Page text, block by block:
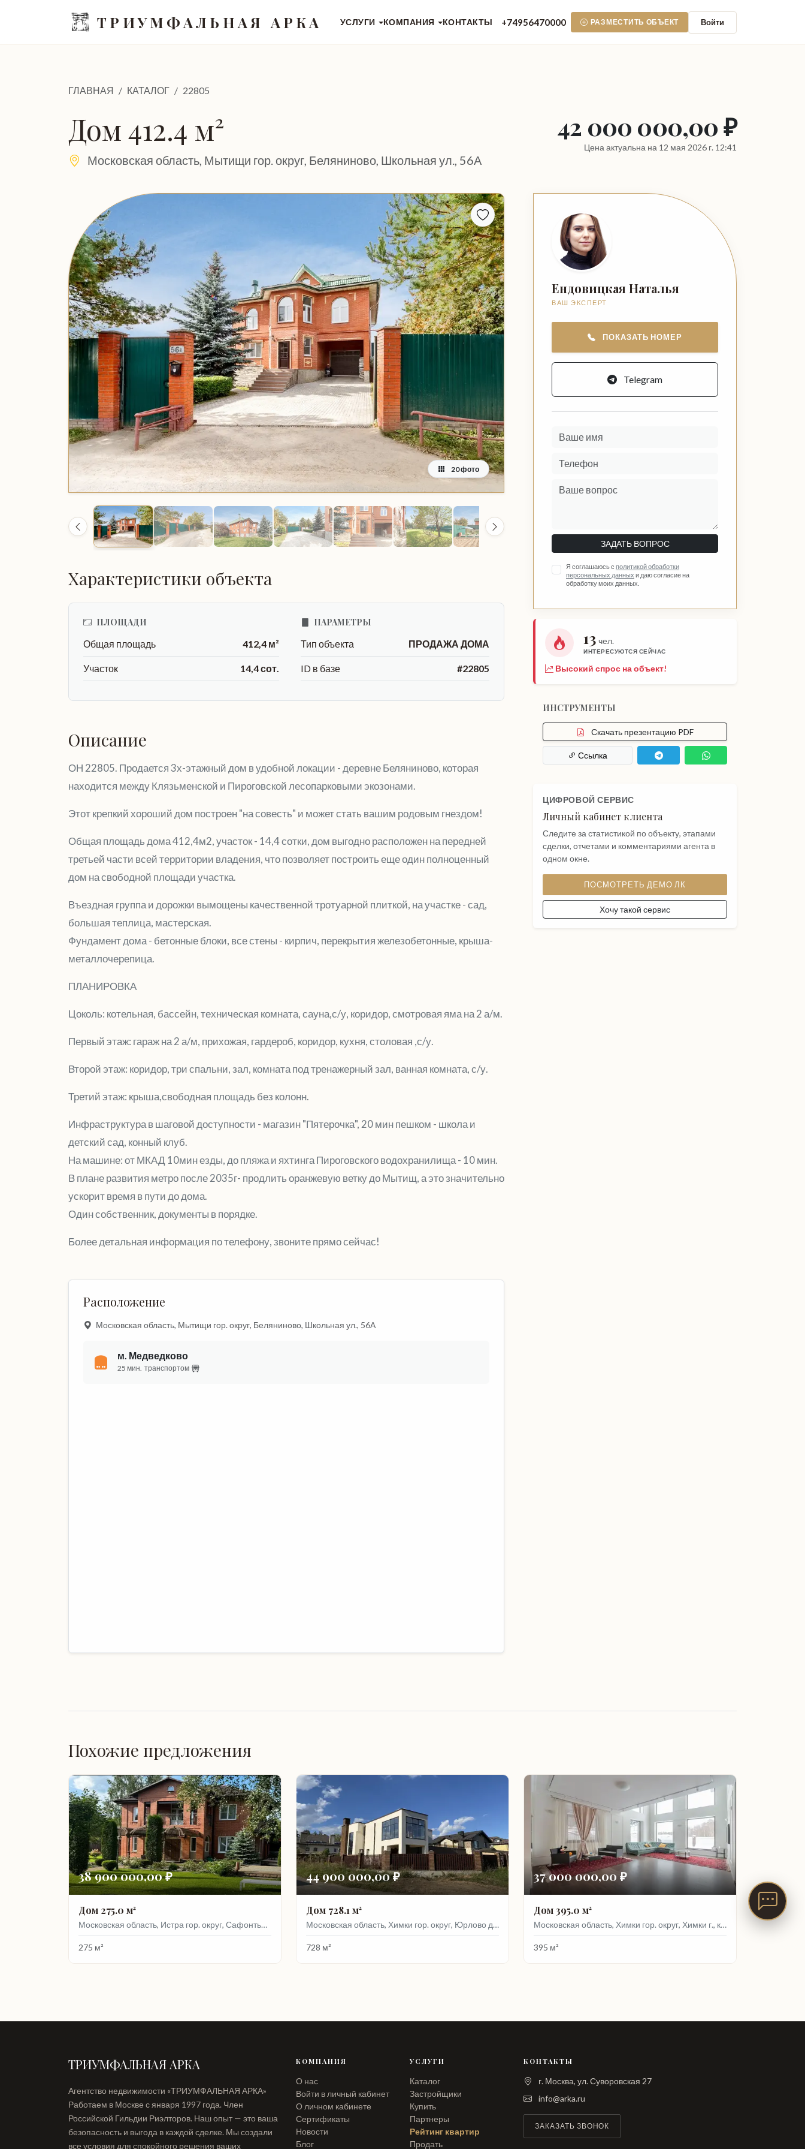
ТРИУМФАЛЬНАЯ АРКА УСЛУГИ КОМПАНИЯ КОНТАКТЫ +74956470000 РАЗМЕСТИТЬ ОБЪЕКТ Войти
ГЛАВНАЯ КАТАЛОГ 22805
Дом 412.4 м²
Московская область, Мытищи гор. округ, Беляниново, Школьная ул., 56А
42 000 000,00 ₽
Цена актуальна на 12 мая 2026 г. 12:41
20 фото
Характеристики объекта
ПЛОЩАДИ
Общая площадь
412,4 м²
Участок 14,4 сот.
ПАРАМЕТРЫ
Тип объекта
ПРОДАЖА ДОМА
ID в базе #22805
Описание
ОН 22805. Продается 3х-этажный дом в удобной локации - деревне Беляниново, которая
находится между Клязьменской и Пироговской лесопарковыми экозонами.
Этот крепкий хороший дом построен "на совесть" и может стать вашим родовым гнездом!
Общая площадь дома 412,4м2, участок - 14,4 сотки, дом выгодно расположен на передней
третьей части всей территории владения, что позволяет построить еще один полноценный
дом на свободной площади участка.
Въездная группа и дорожки вымощены качественной тротуарной плиткой, на участке - сад,
большая теплица, мастерская.
Фундамент дома - бетонные блоки, все стены - кирпич, перекрытия железобетонные, крыша-
металлочерепица.
ПЛАНИРОВКА
Цоколь: котельная, бассейн, техническая комната, сауна,с/у, коридор, смотровая яма на 2 а/м.
Первый этаж: гараж на 2 а/м, прихожая, гардероб, коридор, кухня, столовая ,с/у.
Второй этаж: коридор, три спальни, зал, комната под тренажерный зал, ванная комната, с/у.
Третий этаж: крыша,свободная площадь без колонн.
Инфраструктура в шаговой доступности - магазин "Пятерочка", 20 мин пешком - школа и
детский сад, конный клуб.
На машине: от МКАД 10мин езды, до пляжа и яхтинга Пироговского водохранилища - 10 мин.
В плане развития метро после 2035г- продлить оранжевую ветку до Мытищ, а это значительно
ускорит время в пути до дома.
Один собственник, документы в порядке.
Более детальная информация по телефону, звоните прямо сейчас!
Расположение
Московская область, Мытищи гор. округ, Беляниново, Школьная ул., 56А
м. Медведково
25 мин. транспортом
Ендовицкая Наталья
ВАШ ЭКСПЕРТ
ПОКАЗАТЬ НОМЕР
Telegram
ЗАДАТЬ ВОПРОС
Я соглашаюсь с политикой обработки
персональных данных и даю согласие на
обработку моих данных.
13 чел.
ИНТЕРЕСУЮТСЯ СЕЙЧАС
Высокий спрос на объект!
ИНСТРУМЕНТЫ
Скачать презентацию PDF
Ссылка
ЦИФРОВОЙ СЕРВИС
Личный кабинет клиента
Следите за статистикой по объекту, этапами
сделки, отчетами и комментариями агента в
одном окне.
ПОСМОТРЕТЬ ДЕМО ЛК
Хочу такой сервис
Похожие предложения
38 900 000,00 ₽
Дом 275.0 м²
Московская область, Истра гор. округ, Сафонтьево СНТ, Кленовая, 192
275 м²
44 900 000,00 ₽
Дом 728.1 м²
Московская область, Химки гор. округ, Юрлово д., Солнечная ул., 53
728 м²
37 000 000,00 ₽
Дом 395.0 м²
Московская область, Химки гор. округ, Химки г., квартал Вашутино, 201
395 м²
ТРИУМФАЛЬНАЯ АРКА
Агентство недвижимости «ТРИУМФАЛЬНАЯ АРКА»
Работаем в Москве с января 1997 года. Член
Российской Гильдии Риэлторов. Наш опыт — это ваша
безопасность и выгода в каждой сделке. Мы создали
все условия для спокойного решения ваших
КОМПАНИЯ
О нас
Войти в личный кабинет
О личном кабинете
Сертификаты
Новости
Блог
УСЛУГИ
Каталог
Застройщики
Купить
Партнеры
Рейтинг квартир
Продать
КОНТАКТЫ
г. Москва, ул. Суворовская 27
info@arka.ru
ЗАКАЗАТЬ ЗВОНОК